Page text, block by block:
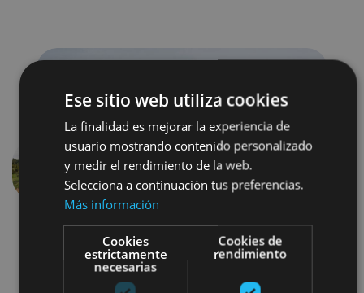
Anterior
Ese sitio web utiliza cookies
La finalidad es mejorar la experiencia de
usuario mostrando contenido personalizado
y medir el rendimiento de la web.
Selecciona a continuación tus preferencias.
Más información
Cookies
estrictamente
necesarias
Cookies de
rendimiento